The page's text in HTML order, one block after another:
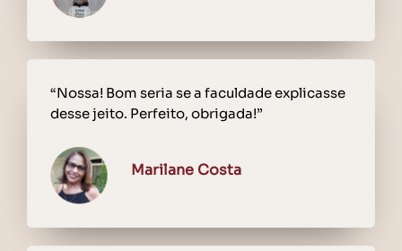
“Nossa! Bom seria se a faculdade explicasse
desse jeito. Perfeito, obrigada!”
Marilane Costa